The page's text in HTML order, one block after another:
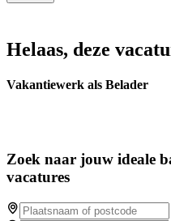
Helaas, deze
Vakantiewerk als Belader
Zoek naar jouw ideale
vacatures